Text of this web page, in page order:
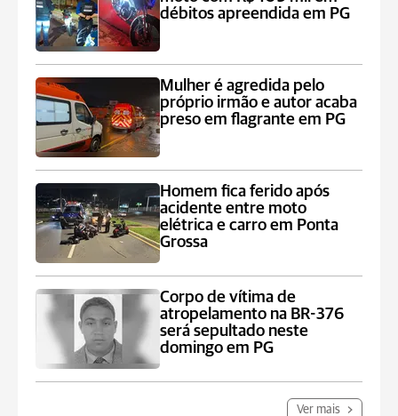
débitos apreendida em PG
Mulher é agredida pelo
próprio irmão e autor acaba
preso em flagrante em PG
Homem fica ferido após
acidente entre moto
elétrica e carro em Ponta
Grossa
Corpo de vítima de
atropelamento na BR-376
será sepultado neste
domingo em PG
Ver mais